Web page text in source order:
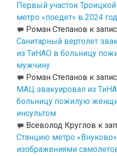
Первый участок
метро «поедет» в 2024
Роман Степанов к
Санитарный вертолет
из ТиНАО в больницу
мужчину
Роман Степанов к
МАЦ эвакуировал из
больницу пожилую
инсультом
Всеволод Круглов к
Станцию метро «Внуково»
изображениями